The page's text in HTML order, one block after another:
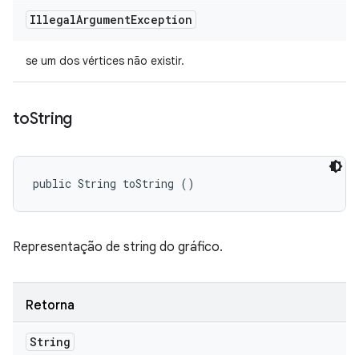
IllegalArgumentException
se um dos vértices não existir.
toString
public String toString ()
Representação de string do gráfico.
Retorna
String